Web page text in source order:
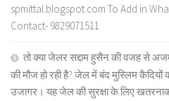
spmittal.blogspot.com To Add in
Contact- 9829071511
तो क्या जेलर सद्दाम हुसैन की वजह से
की मौज हो रही है? जेल में बंद मुस्लिम कैदियों
उजागर। यह जेल की सुरक्षा के लिए खतरनाक